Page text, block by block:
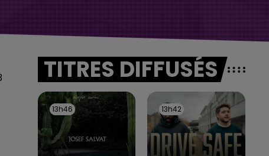
TITRES DIFFUSÉS
13h46
13h46 13h42
13h42